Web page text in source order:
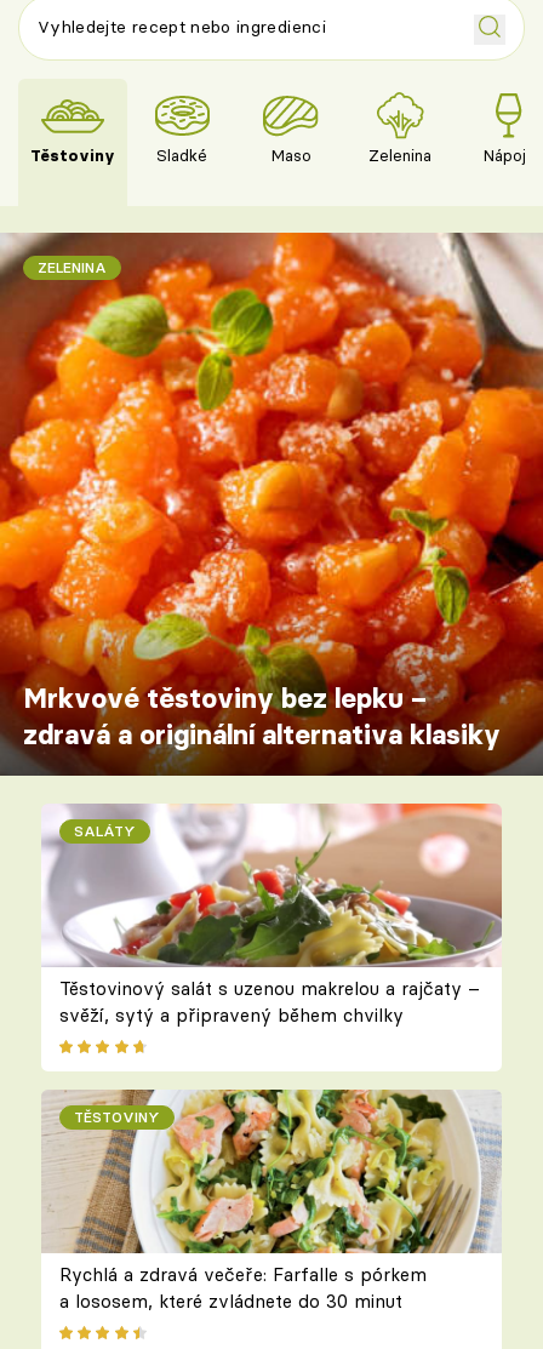
Těstoviny Sladké Maso Zelenina Nápoje
ZELENINA
Mrkvové těstoviny bez lepku –
zdravá a originální alternativa klasiky
SALÁTY
Těstovinový salát s uzenou makrelou a rajčaty –
svěží, sytý a připravený během chvilky
TĚSTOVINY
Rychlá a zdravá večeře: Farfalle s pórkem
a lososem, které zvládnete do 30 minut